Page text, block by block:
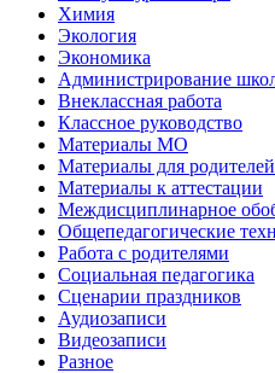
Химия
Экология
Экономика
Администрирование
Внеклассная работа
Классное руководство
Материалы МО
Материалы для родителей
Материалы к аттестации
Междисциплинарное
Общепедагогические
Работа с родителями
Социальная педагогика
Сценарии праздников
Аудиозаписи
Видеозаписи
Разное